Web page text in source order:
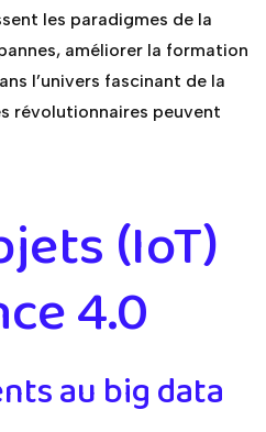
les paradigmes de la
améliorer la formation
l’univers fascinant de la
révolutionnaires peuvent
(IoT)
4.0
au big data